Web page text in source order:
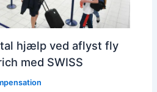
hjælp ved aflyst fly
med SWISS